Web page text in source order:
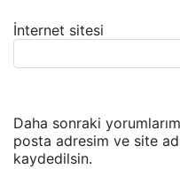
İnternet sitesi
Daha sonraki
posta adresim ve site
kaydedilsin.